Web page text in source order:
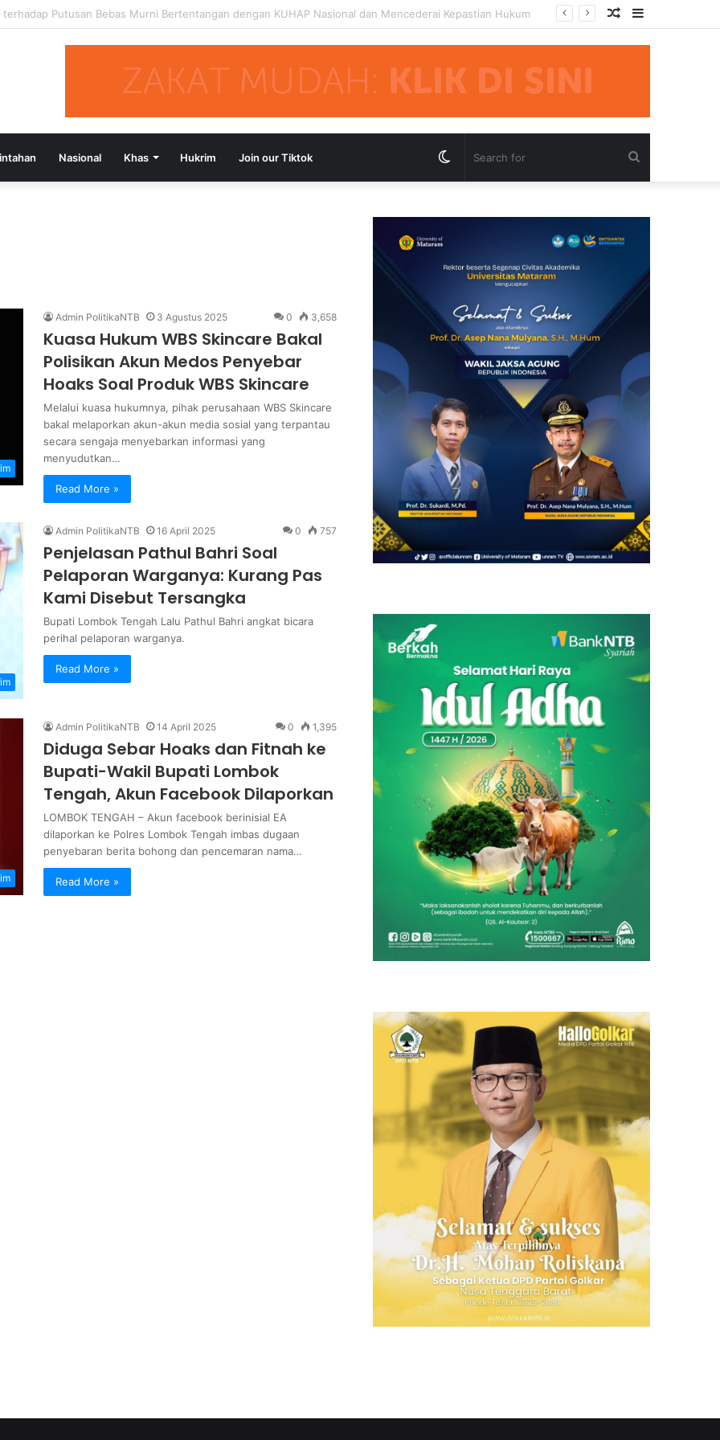
Putusan Bebas Tiga Terdakwa Kasus Gratifikasi DPRD NTB, Ajak Semua Pihak Hormati Supremasi Hukum
Random
Article
Nasional Khas Hukrim Join our Tiktok Switch
Admin PolitikaNTB 3 Agustus 2025 0 3,658
Kuasa Hukum WBS Skincare Bakal
Polisikan Akun Medos Penyebar
Hoaks Soal Produk WBS Skincare
Melalui kuasa hukumnya, pihak perusahaan WBS Skincare
bakal melaporkan akun-akun media sosial yang terpantau
secara sengaja menyebarkan informasi yang
menyudutkan…
Read More »
Admin PolitikaNTB 16 April 2025 0 757
Penjelasan Pathul Bahri Soal
Pelaporan Warganya: Kurang Pas
Kami Disebut Tersangka
Bupati Lombok Tengah Lalu Pathul Bahri angkat bicara
perihal pelaporan warganya.
Read More »
Admin PolitikaNTB 14 April 2025 0 1,395
Diduga Sebar Hoaks dan Fitnah ke
Bupati-Wakil Bupati Lombok
Tengah, Akun Facebook Dilaporkan
LOMBOK TENGAH – Akun facebook berinisial EA
dilaporkan ke Polres Lombok Tengah imbas dugaan
penyebaran berita bohong dan pencemaran nama…
Read More »